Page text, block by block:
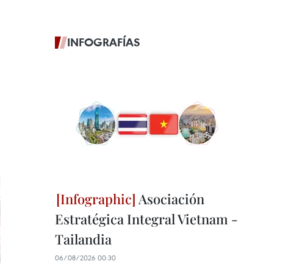
INFOGRAFÍAS
Asociación
Estratégica Integral Vietnam -
Tailandia
06/08/2026 00:30